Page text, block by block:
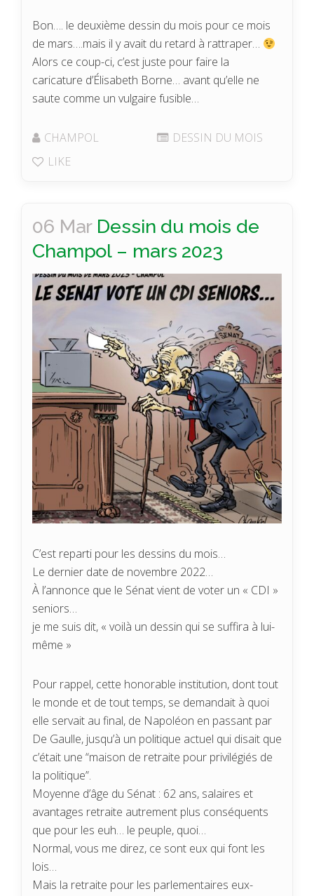
Bon…. le deuxième dessin du mois pour ce mois
de mars….mais il y avait du retard à rattraper…
Alors ce coup-ci, c’est juste pour faire la
caricature d’Élisabeth Borne… avant qu’elle ne
saute comme un vulgaire fusible…
CHAMPOL
DESSIN DU MOIS
LIKE
06 MarDessin du mois de
Champol – mars 2023
C’est reparti pour les dessins du mois…
Le dernier date de novembre 2022…
À l’annonce que le Sénat vient de voter un « CDI »
seniors…
je me suis dit, « voilà un dessin qui se suffira à lui-
même »
Pour rappel, cette honorable institution, dont tout
le monde et de tout temps, se demandait à quoi
elle servait au final, de Napoléon en passant par
De Gaulle, jusqu’à un politique actuel qui disait que
c’était une “maison de retraite pour privilégiés de
la politique”.
Moyenne d’âge du Sénat : 62 ans, salaires et
avantages retraite autrement plus conséquents
que pour les euh… le peuple, quoi…
Normal, vous me direz, ce sont eux qui font les
lois…
Mais la retraite pour les parlementaires eux-